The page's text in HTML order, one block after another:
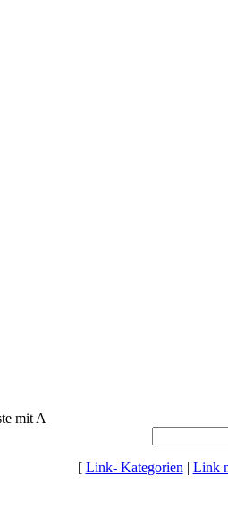
mit A
[ Link- Kategorien | Link